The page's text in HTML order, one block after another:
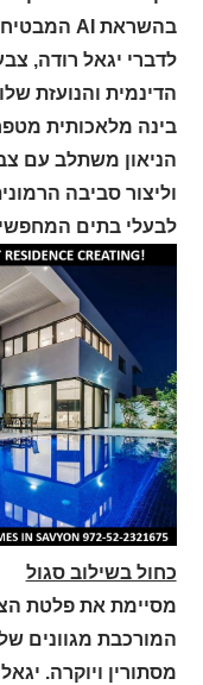
בהשראת AI המבטיח
לדברי יגאל רודה,
הדינמית והנועזת
בינה מלאכותית
הניאון משתלב עם
וליצור סביבה
לבעלי בתים
כחול בשילוב סגול
המורכבת מגוונים
מסתורין ויוקרה.